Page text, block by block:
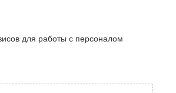
для работы с персоналом